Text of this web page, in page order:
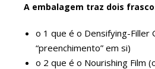
A embalagem traz dois
o 1 que é o Densifying-Filler
“preenchimento” em si)
o 2 que é o Nourishing Film